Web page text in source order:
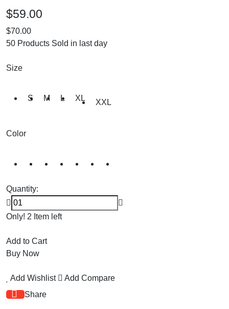
$59.00
$70.00
50 Products Sold in last day
Size
S M L XL XXL
Color
Quantity:
Only! 2 Item left
Add to Cart
Buy Now
Add Wishlist
Add Compare
Share